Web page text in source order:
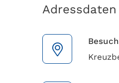
Adressdaten